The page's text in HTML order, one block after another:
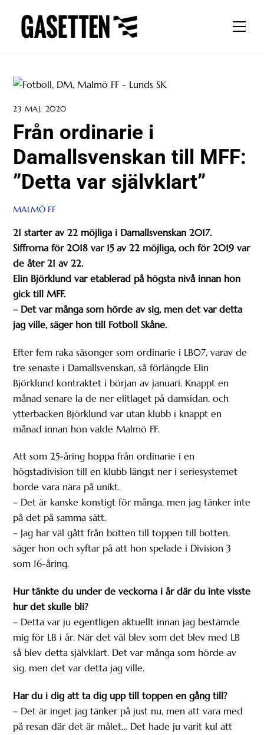
content
23 MAJ, 2020
Från ordinarie i
Damallsvenskan till MFF:
”Detta var självklart”
MALMÖ FF
21 starter av 22 möjliga i Damallsvenskan 2017.
Siffrorna för 2018 var 15 av 22 möjliga, och för 2019 var
de åter 21 av 22.
Elin Björklund var etablerad på högsta nivå innan hon
gick till MFF.
– Det var många som hörde av sig, men det var detta
jag ville, säger hon till Fotboll Skåne.
Efter fem raka säsonger som ordinarie i LB07, varav de
tre senaste i Damallsvenskan, så förlängde Elin
Björklund kontraktet i början av januari. Knappt en
månad senare la de ner elitlaget på damsidan, och
ytterbacken Björklund var utan klubb i knappt en
månad innan hon valde Malmö FF.
Att som 25-åring hoppa från ordinarie i en
högstadivision till en klubb längst ner i seriesystemet
borde vara nära på unikt.
– Det är kanske konstigt för många, men jag tänker inte
på det på samma sätt.
– Jag har väl gått från botten till toppen till botten,
säger hon och syftar på att hon spelade i Division 3
som 16-åring.
Hur tänkte du under de veckorna i år där du inte visste
hur det skulle bli?
– Detta var ju egentligen aktuellt innan jag bestämde
mig för LB i år. När det väl blev som det blev med LB
så blev detta självklart. Det var många som hörde av
sig, men det var detta jag ville.
Har du i dig att ta dig upp till toppen en gång till?
– Det är inget jag tänker på just nu, men att vara med
på resan där det är målet… Det hade ju varit kul att